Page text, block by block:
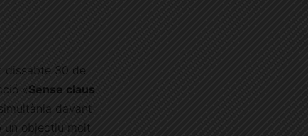
dissabte 30 de
«Sense claus
davant
un objectiu molt